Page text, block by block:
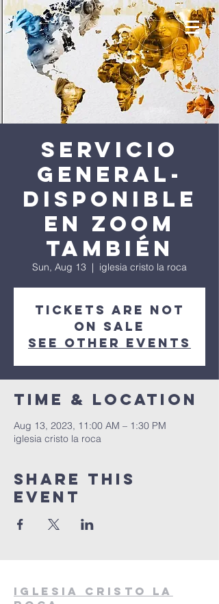
servicio
general-
disponible
en zoom
también
Sun, Aug 13
  |
iglesia cristo la roca
Tickets are not
on sale
See other events
Time & Location
Aug 13, 2023, 11:00 AM – 1:30 PM
iglesia cristo la roca
Share this
event
Iglesia cristo la